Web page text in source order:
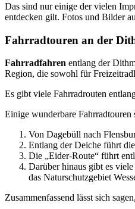
Das sind nur einige der vielen
entdecken gilt. Fotos und Bilder
Fahrradtouren an der
Fahrradfahren entlang der
Region, die sowohl für
Es gibt viele Fahrradrouten
Einige wunderbare Fahrradtouren
Von Dagebüll nach
Entlang der Deiche führt
Die „Eider-Route“ führt
Darüber hinaus gibt es
das Naturschutzgebiet
Zusammenfassend lässt sich